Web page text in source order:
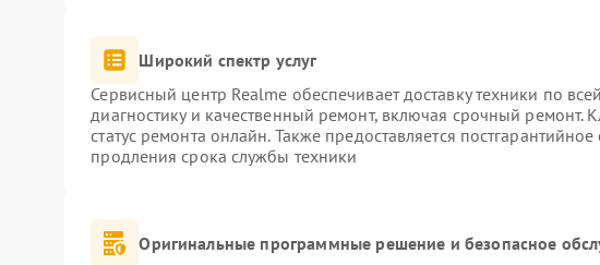
Широкий спектр услуг
Сервисный центр Realme обеспечивает доставку техники по
диагностику и качественный ремонт, включая срочный ремонт.
статус ремонта онлайн. Также предоставляется
продления срока службы техники
Оригинальные программные решение и безопасное